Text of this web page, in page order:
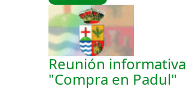
Reunión informativa
"Compra en Padul"